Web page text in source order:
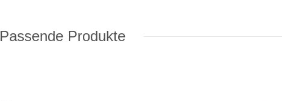
Passende Produkte